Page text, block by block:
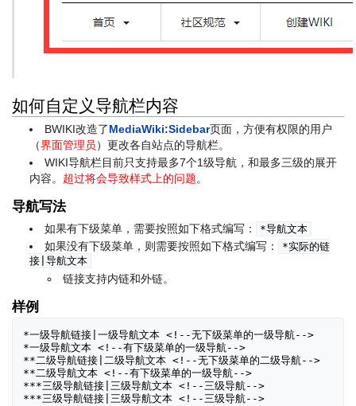
如何自定义导航栏内容
BWIKI改造了MediaWiki:Sidebar页面，方便有权限的用户
（界面管理员）更改各自站点的导航栏。
WIKI导航栏目前只支持最多7个1级导航，和最多三级的展开
内容。 超过将会导致样式上的问题。
导航写法
如果有下级菜单，需要按照如下格式编写： *导航文本
如果没有下级菜单，则需要按照如下格式编写：
*实际的链
接|导航文本
链接支持内链和外链。
样例
*一级导航链接 一级导航文本 <! --无下级菜单的一级导航-->
*一级导航文本 <! --有下级菜单的一级导航-->
**二级导航链接 二级导航文本 <! --无下级菜单的二级导航-->
**二级导航文本 <! --有下级菜单的一级导航-->
***三级导航链接 三级导航文本 <! --三级导航-->
***三级导航链接 三级导航文本 <! --三级导航-->